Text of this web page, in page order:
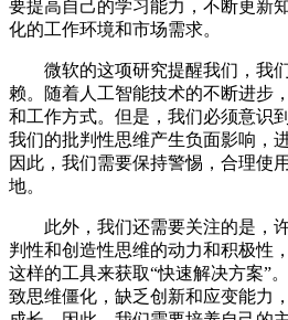
要提高自己的学习能力，不断更新
化的工作环境和市场需求。
微软的这项研究提醒我们，我
赖。随着人工智能技术的不断进步
和工作方式。但是，我们必须意识
我们的批判性思维产生负面影响，
因此，我们需要保持警惕，合理使
地。
此外，我们还需要关注的是，许
判性和创造性思维的动力和积极性
这样的工具来获取“快速解决方案”
致思维僵化，缺乏创新和应变能力